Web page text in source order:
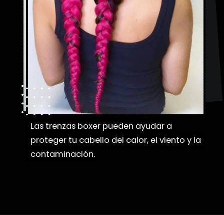
Las trenzas boxer pueden ayudar a
proteger tu cabello del calor, el viento y la
contaminación.
Las trenzas boxer pueden ayudar a
proteger tu cabello del calor, el viento y la
contaminación.
próximo